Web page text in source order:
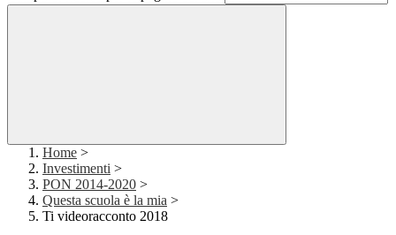
Home >
Investimenti >
PON 2014-2020 >
Questa scuola è la mia >
Ti videoracconto 2018